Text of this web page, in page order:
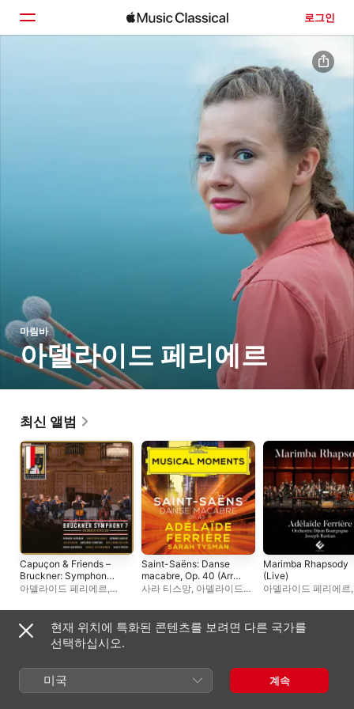
로그인
마림바
아델라이드 페리에르
최신 앨범
Capuçon & Friends –
Bruckner: Symphony
No. 7 in E Major
아델라이드 페리에르,
기욤 벨롬,알로이스 포슈,
르노 카퓌송, 다니엘
오텐자머, 다비드 게리에
크리스토프 콘즈
Saint-Saëns: Danse
macabre, Op. 40 (Arr.
Ferrière for Marimba
Moments] - Single
사라 티스망, 아델라이드
Marimba Rhapsody
(Live)
아델라이드 페리에르,
Bourgogne,조셉 바
라이브 앨범
현재 위치에 특화된 콘텐츠를 보려면 다른 국가를
선택하십시오.
미국 계속